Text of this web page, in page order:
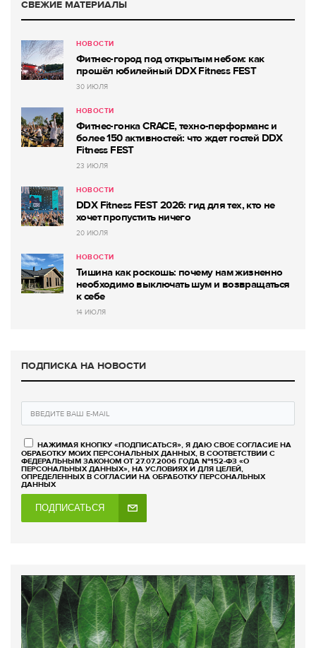
СВЕЖИЕ МАТЕРИАЛЫ
НОВОСТИ
Фитнес-город под открытым небом: как
прошёл юбилейный DDX Fitness FEST
30 ИЮЛЯ
НОВОСТИ
Фитнес-гонка CRACE, техно-перформанс и
более 150 активностей: что ждет гостей DDX
Fitness FEST
23 ИЮЛЯ
НОВОСТИ
DDX Fitness FEST 2026: гид для тех, кто не
хочет пропустить ничего
20 ИЮЛЯ
НОВОСТИ
Тишина как роскошь: почему нам жизненно
необходимо выключать шум и возвращаться
к себе
14 ИЮЛЯ
ПОДПИСКА НА НОВОСТИ
НАЖИМАЯ КНОПКУ «ПОДПИСАТЬСЯ», Я ДАЮ СВОЕ СОГЛАСИЕ НА
ОБРАБОТКУ МОИХ ПЕРСОНАЛЬНЫХ ДАННЫХ, В СООТВЕТСТВИИ С
ФЕДЕРАЛЬНЫМ ЗАКОНОМ ОТ 27.07.2006 ГОДА №152-ФЗ «О
ПЕРСОНАЛЬНЫХ ДАННЫХ», НА УСЛОВИЯХ И ДЛЯ ЦЕЛЕЙ,
ОПРЕДЕЛЕННЫХ В СОГЛАСИИ НА ОБРАБОТКУ ПЕРСОНАЛЬНЫХ
ДАННЫХ
ПОДПИСАТЬСЯ